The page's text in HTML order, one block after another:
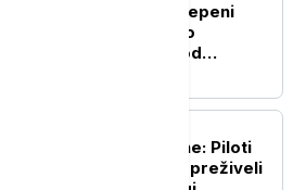
Zemljotres jačine 5,5 stepeni
Rihterove skale pogodio
Indoneziju, epicentar kod
Pronađena posada cesne: Piloti
nestalog ruskog aviona preživeli